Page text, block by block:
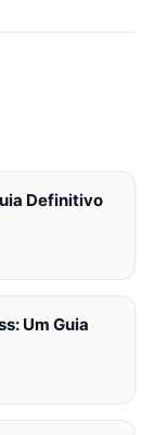
Definitivo
Um Guia